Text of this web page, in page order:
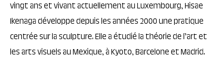
vingt ans et vivant actuellement au Luxembourg, Hisae
Ikenaga développe depuis les années 2000 une pratique
centrée sur la sculpture. Elle a étudié la théorie de l’art et
les arts visuels au Mexique, à Kyoto, Barcelone et Madrid.